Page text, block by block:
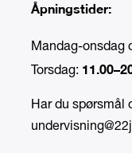
Åpningstider:
Mandag-onsdag
Torsdag:
Har du spørsmål